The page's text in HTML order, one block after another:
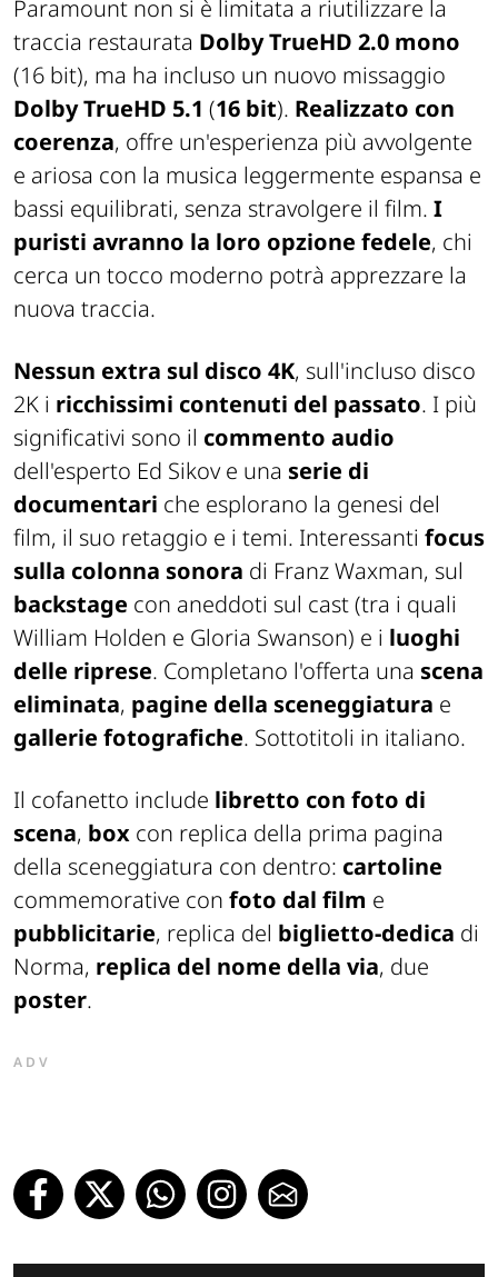
Paramount non si è limitata a riutilizzare la
traccia restaurata Dolby TrueHD 2.0 mono
(16 bit), ma ha incluso un nuovo missaggio
Dolby TrueHD 5.1 (16 bit). Realizzato con
coerenza, offre un'esperienza più avvolgente
e ariosa con la musica leggermente espansa e
bassi equilibrati, senza stravolgere il film. I
puristi avranno la loro opzione fedele, chi
cerca un tocco moderno potrà apprezzare la
nuova traccia.
Nessun extra sul disco 4K, sull'incluso disco
2K i ricchissimi contenuti del passato. I più
significativi sono il commento audio
dell'esperto Ed Sikov e una serie di
documentari che esplorano la genesi del
film, il suo retaggio e i temi. Interessanti focus
sulla colonna sonora di Franz Waxman, sul
backstage con aneddoti sul cast (tra i quali
William Holden e Gloria Swanson) e i luoghi
delle riprese. Completano l'offerta una scena
eliminata, pagine della sceneggiatura e
gallerie fotografiche. Sottotitoli in italiano.
Il cofanetto include libretto con foto di
scena, box con replica della prima pagina
della sceneggiatura con dentro: cartoline
commemorative con foto dal film e
pubblicitarie, replica del biglietto-dedica di
Norma, replica del nome della via, due
poster.
ADV